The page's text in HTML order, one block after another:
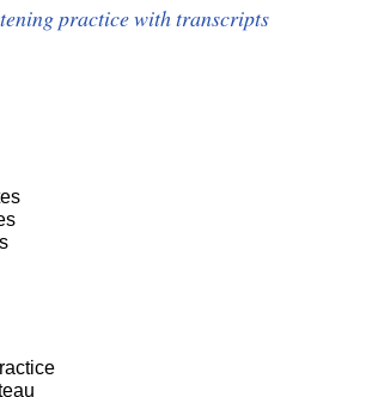
practice with transcripts